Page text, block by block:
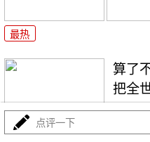
最热
算了
把全
点评一下